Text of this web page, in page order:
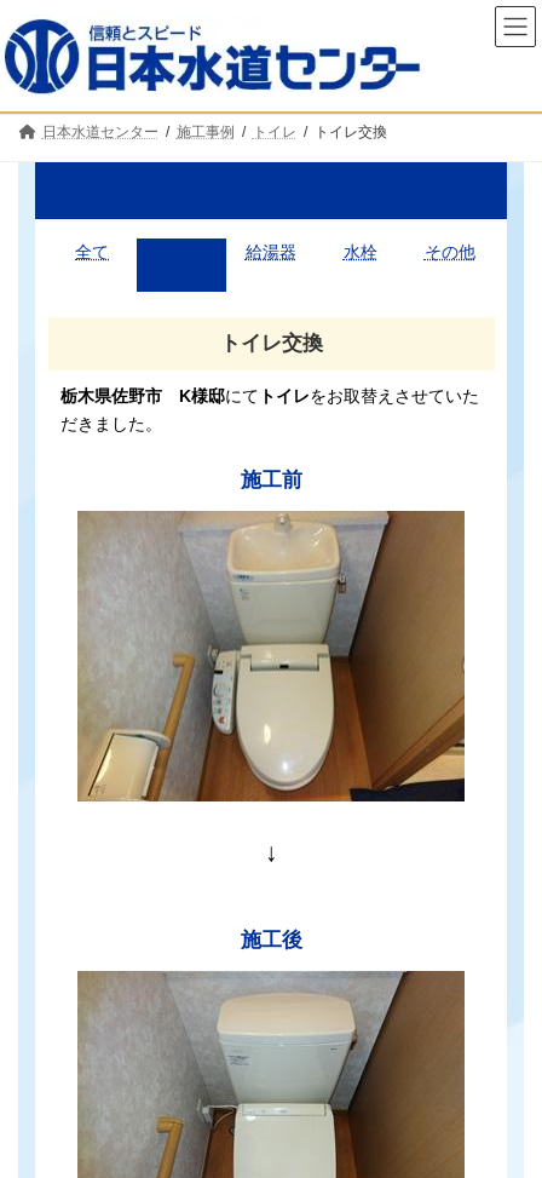
ン
テ
ン
へ
ビ
ゲ
ー
ョ
日本水道センター 施工事例 トイレ トイレ交換
全て 給湯器 水栓 その他
トイレ交換
栃木県佐野市 K様邸にて トイレをお取替えさせていた
だきました。
施工前
↓
施工後